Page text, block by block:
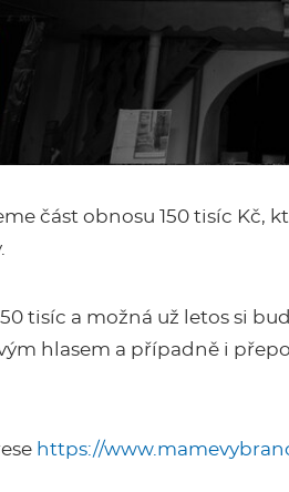
část obnosu 150 tisíc Kč,
tisíc a možná už letos si
hlasem a případně i
https://